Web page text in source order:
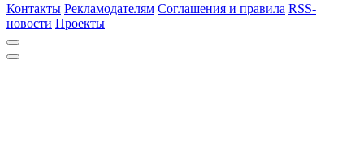
Контакты Рекламодателям Соглашения и правила RSS-
новости Проекты